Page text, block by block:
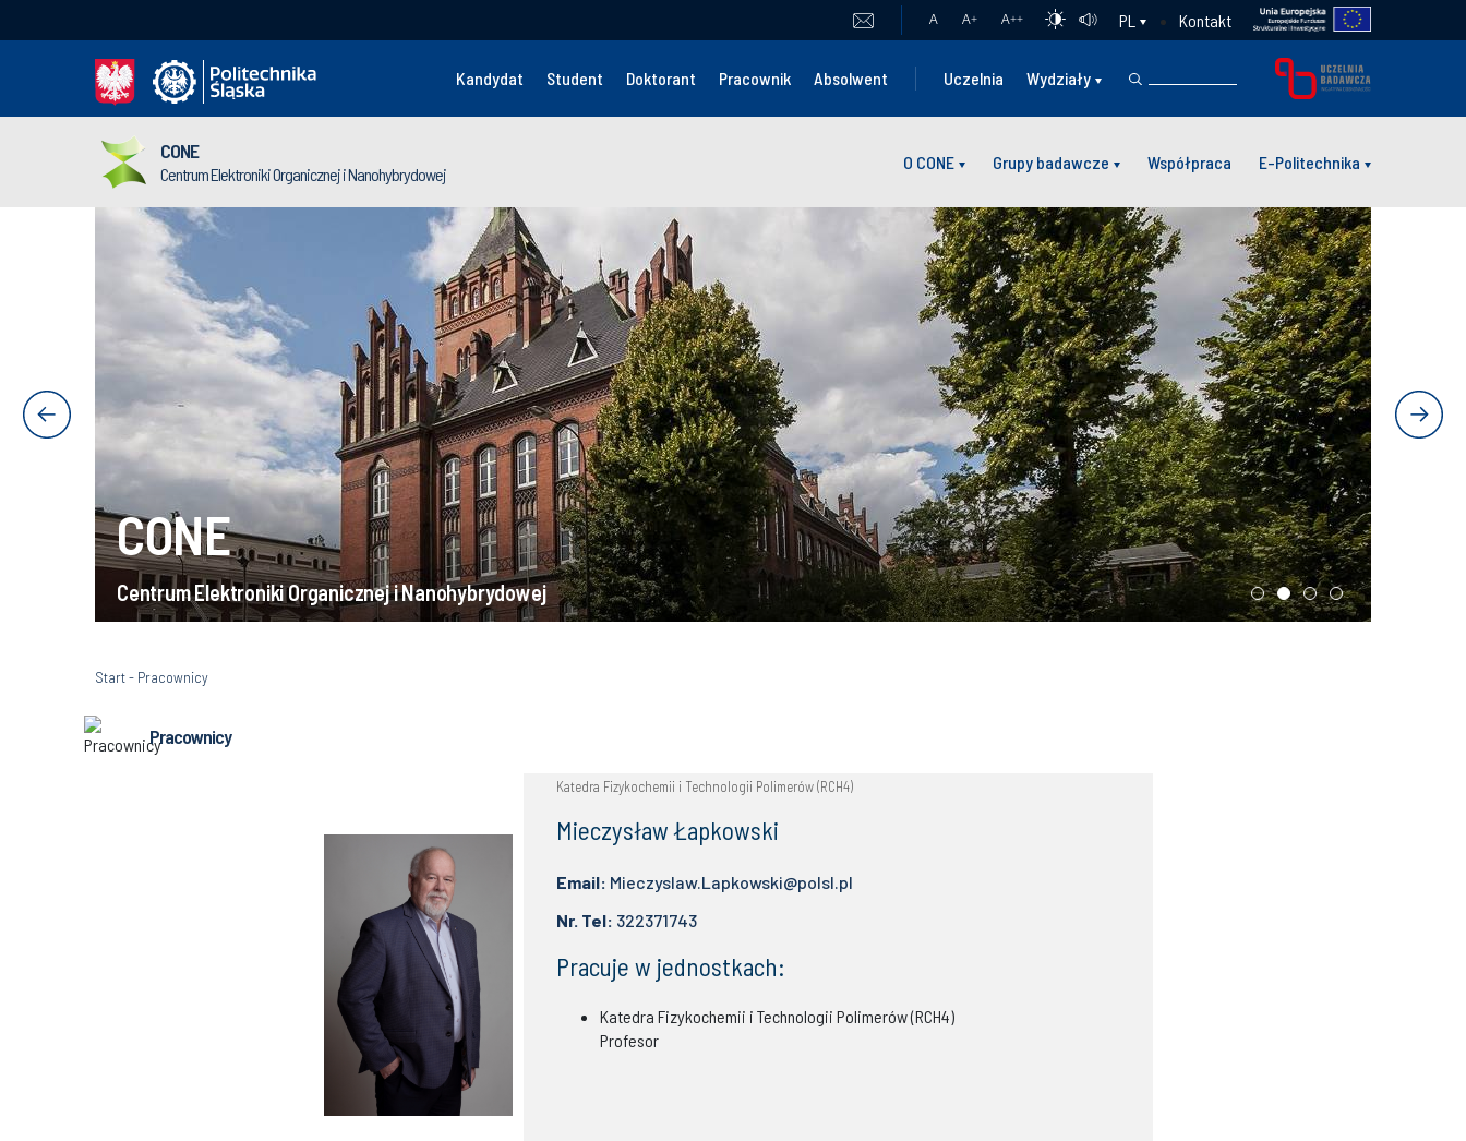
A A+ A++ PL Kontakt
Kandydat Student Doktorant Pracownik Absolwent Uczelnia Wydziały
CONE
Centrum Elektroniki Organicznej i Nanohybrydowej
O CONE Grupy badawcze Współpraca E-Politechnika
CONE
Centrum Elektroniki Organicznej i Nanohybrydowej
Start- Pracownicy
Pracownicy
Katedra Fizykochemii i Technologii Polimerów (RCH4)
Mieczysław Łapkowski
Email: Mieczyslaw.Lapkowski@polsl.pl
Nr. Tel: 322371743
Pracuje w jednostkach:
Katedra Fizykochemii i Technologii Polimerów (RCH4)
Profesor